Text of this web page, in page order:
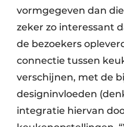
vormgegeven dan
zeker zo interessant
de bezoekers
connectie tussen
verschijnen, met de
designinvloeden
integratie hiervan